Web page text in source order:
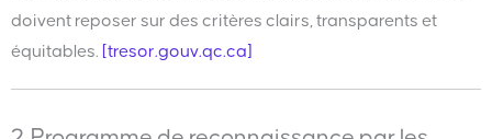
doivent reposer sur des critères clairs, transparents et
équitables. [tresor.gouv.qc.ca]